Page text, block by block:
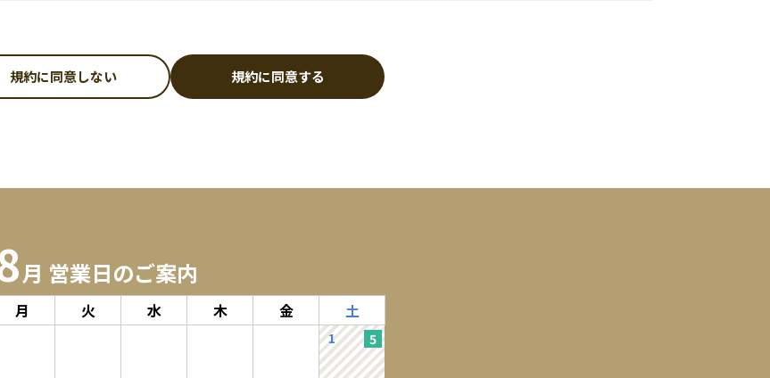
。
目的】
メールアドレス、購入履歴などの大切な個人情報がネットサーバ上に登録されますが、当社は、当社の個人情報保護方針
、法令などにより開示が求められる場合を除き、開示しないものとします。個人情報は、お問い合せについての返信・連
の発送のために利用することを目的とします。なお、チャートなど一個人が特定できない範囲で集計する場合がありま
保護」をご確認ださい。
規約に同意する
規約に同意しない
月 営業日のご案内
月 火 水 木 金 土
1